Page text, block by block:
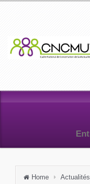
Home Actualités